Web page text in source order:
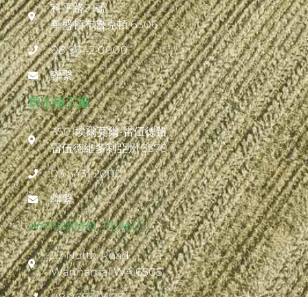
科平路91號
華盛頓布魯克頓 6306
08 9642 0000
聯繫
雷伍德工廠
3501埃爾莫爾-雷伍德路
雷伍德維多利亞州 3570
03 5431 2000
聯繫
WANNAMAL PLANT
27 North Road
Wannamal WA 6505